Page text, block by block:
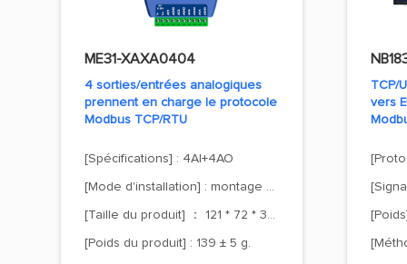
ME31-XAXA0404
4 sorties/entrées analogiques
prennent en charge le protocole
Modbus TCP/RTU
[Spécifications] : 4AI+4AO
[Mode d'installation] : montage sur rail DIN
[Taille du produit] ： 121 * 72 * 34 mm
[Poids du produit] : 139 ± 5 g.
TCP/
vers